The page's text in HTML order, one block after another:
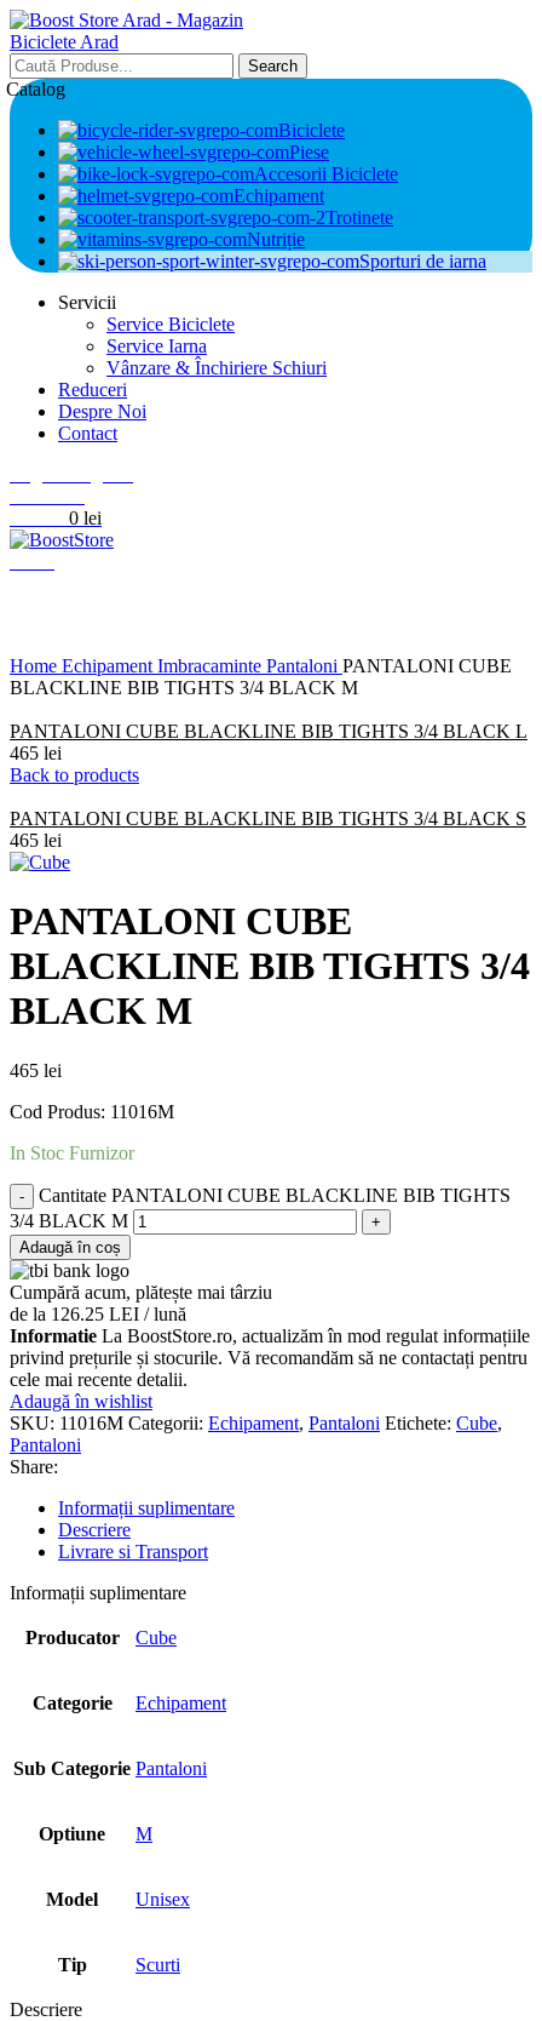
Search
Catalog
Biciclete
Piese
Accesorii Biciclete
Echipament
Trotinete
Nutriție
Sporturi de iarna
Servicii
Service Biciclete
Service Iarna
Vânzare & Închiriere Schiuri
Reduceri
Despre Noi
Contact
0 lei
Home Echipament Imbracaminte Pantaloni PANTALONI CUBE
BLACKLINE BIB TIGHTS 3/4 BLACK M
PANTALONI CUBE BLACKLINE BIB TIGHTS 3/4 BLACK L
465 lei
Back to products
PANTALONI CUBE BLACKLINE BIB TIGHTS 3/4 BLACK S
465 lei
PANTALONI CUBE
BLACKLINE BIB TIGHTS 3/4
BLACK M
465 lei
Cod Produs: 11016M
In Stoc Furnizor
Cantitate PANTALONI CUBE BLACKLINE BIB TIGHTS
3/4 BLACK M
Adaugă în coș
Cumpără acum, plătește mai târziu
de la 126.25 LEI / lună
Informatie La BoostStore.ro, actualizăm în mod regulat informațiile
privind prețurile și stocurile. Vă recomandăm să ne contactați pentru
cele mai recente detalii.
Adaugă în wishlist
SKU: 11016M Categorii: Echipament, Pantaloni Etichete: Cube,
Pantaloni
Share:
Informații suplimentare
Descriere
Livrare si Transport
Informații suplimentare
Producator Cube
Categorie Echipament
Sub Categorie Pantaloni
Optiune M
Model Unisex
Tip Scurti
Descriere